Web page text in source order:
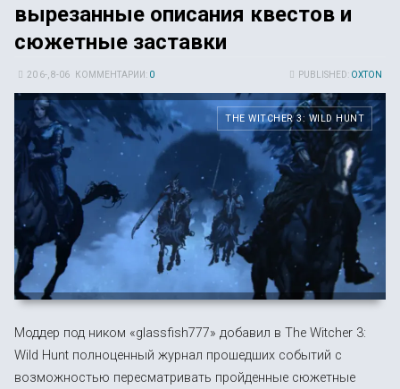
вырезанные описания квестов и
сюжетные заставки
PUBLISHED: OXTON
20 6-, 8-06 КОММЕНТАРИИ: 0
THE WITCHER 3: WILD HUNT
Моддер под ником «glassfish777» добавил в The Witcher 3:
Wild Hunt полноценный журнал прошедших событий с
возможностью пересматривать пройденные сюжетные